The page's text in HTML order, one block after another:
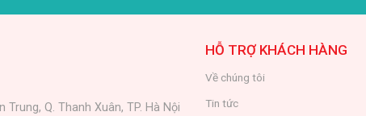
Q. Thanh Xuân, TP. Hà Nội
HỖ TRỢ KHÁCH HÀNG
Về chúng tôi
Tin tức